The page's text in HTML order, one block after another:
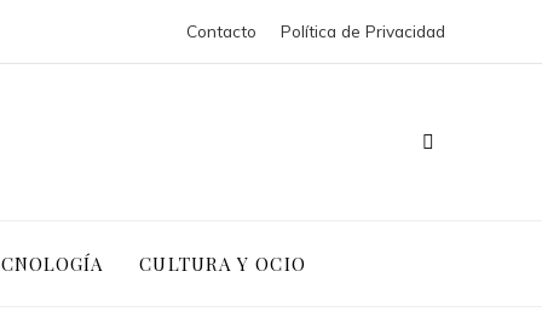
Contacto Política de Privacidad
CULTURA Y OCIO